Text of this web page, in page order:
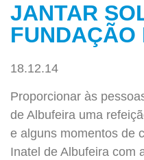
JANTAR
FUNDAÇÃO
18.12.14
Proporcionar às
de Albufeira uma
e alguns momentos de
Inatel de Albufeira com